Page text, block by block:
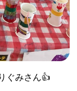
ぐみさん👍